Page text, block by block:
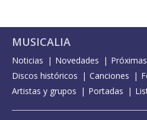
MUSICALIA
Noticias Novedades
Discos históricos
Canciones
Artistas y grupos
Portadas